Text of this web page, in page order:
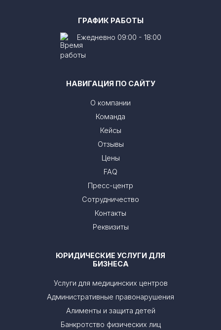
НАВИГАЦИЯ ПО САЙТУ
О компании
Команда
Кейсы
Отзывы
Цены
FAQ
Пресс-центр
Сотрудничество
Контакты
Реквизиты
ЮРИДИЧЕСКИЕ УСЛУГИ ДЛЯ
БИЗНЕСА
Услуги для медицинских центров
Административные правонарушения
Алименты и защита детей
Банкротство физических лиц
ГРАФИК РАБОТЫ
Ежедневно 09:00 - 18:00